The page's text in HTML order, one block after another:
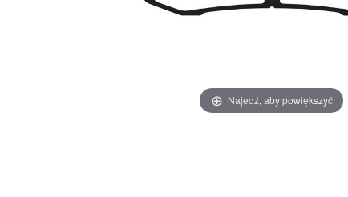
Najedź, aby powiększyć